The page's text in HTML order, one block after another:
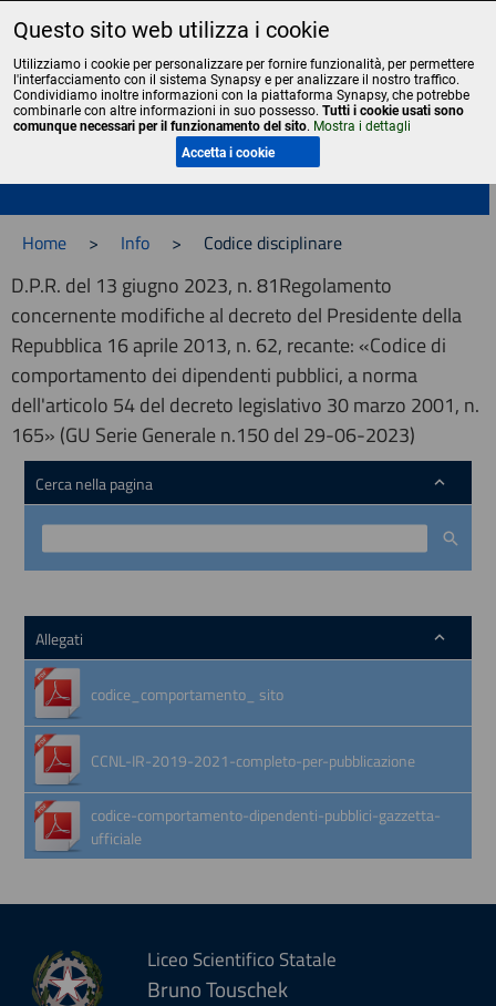
Liceo Scientifico Statale Bruno Touschek - Grottaferrata - Roma
Home > Info > Codice disciplinare
D.P.R. del 13 giugno 2023, n. 81Regolamento
concernente modifiche al decreto del Presidente della
Repubblica 16 aprile 2013, n. 62, recante: «Codice di
comportamento dei dipendenti pubblici, a norma
dell'articolo 54 del decreto legislativo 30 marzo 2001, n.
165» (GU Serie Generale n.150 del 29-06-2023)
Cerca nella pagina
Allegati
codice_comportamento_ sito
CCNL-IR-2019-2021-completo-per-pubblicazione
codice-comportamento-dipendenti-pubblici-gazzetta-
ufficiale
Liceo Scientifico Statale
Bruno Touschek
Questo sito web utilizza i cookie
Utilizziamo i cookie per personalizzare per fornire funzionalità, per permettere
l'interfacciamento con il sistema Synapsy e per analizzare il nostro traffico.
Condividiamo inoltre informazioni con la piattaforma Synapsy, che potrebbe
combinarle con altre informazioni in suo possesso. Tutti i cookie usati sono
comunque necessari per il funzionamento del sito. Mostra i dettagli
Accetta i cookie